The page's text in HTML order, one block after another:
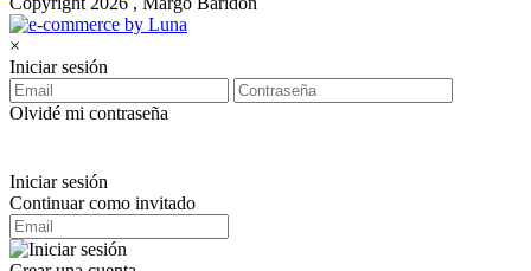
×
Iniciar sesión
Olvidé mi contraseña
Iniciar sesión
Continuar como invitado